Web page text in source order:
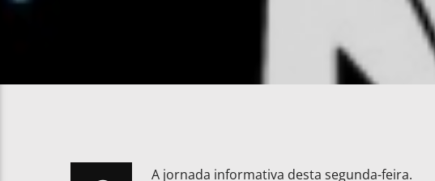
A jornada informativa desta segunda-feira.